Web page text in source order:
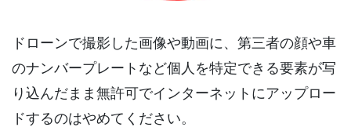
ドローンで撮影した画像や動画に、第三者の顔や車
のナンバープレートなど個人を特定できる要素が写
り込んだまま無許可でインターネットにアップロー
ドするのはやめてください。